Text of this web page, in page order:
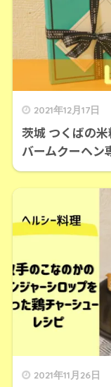
2021年12月17日
茨城 つくばの
バームクーヘン
2021年11月26日